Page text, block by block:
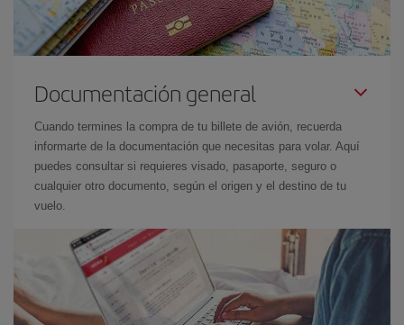
Documentación general
Cuando termines la compra de tu billete de avión, recuerda
informarte de la documentación que necesitas para volar. Aquí
puedes consultar si requieres visado, pasaporte, seguro o
cualquier otro documento, según el origen y el destino de tu
vuelo.